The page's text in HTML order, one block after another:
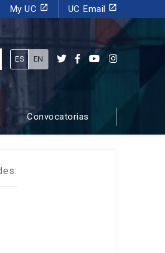
My UC launch UC Email launch
ES EN
Convocatorias